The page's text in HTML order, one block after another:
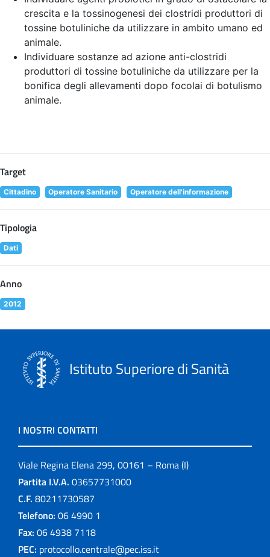
crescita e la tossinogenesi dei clostridi produttori di
tossine botuliniche da utilizzare in ambito umano ed
animale.
Individuare sostanze ad azione anti-clostridi
produttori di tossine botuliniche da utilizzare per la
bonifica degli allevamenti dopo focolai di botulismo
animale.
Target
Cittadino Operatore Sanitario Operatore dell'informazione
Tipologia
Dati
Anno
2012
Istituto Superiore di Sanità
I NOSTRI CONTATTI
Viale Regina Elena 299, 00161 – Roma (I)
Partita I.V.A. 03657731000
C.F. 80211730587
Telefono: 06 4990 1
Fax: 06 4938 7118
PEC: protocollo.centrale@pec.iss.it